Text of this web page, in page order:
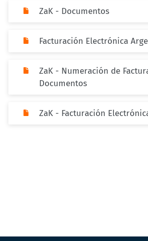
ZaK - Documentos
Facturación Electrónica
ZaK - Numeración de
Documentos
ZaK - Facturación